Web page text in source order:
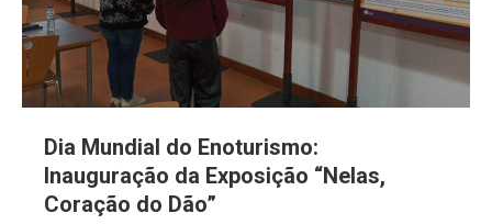
Dia Mundial do Enoturismo:
Inauguração da Exposição “Nelas,
Coração do Dão”